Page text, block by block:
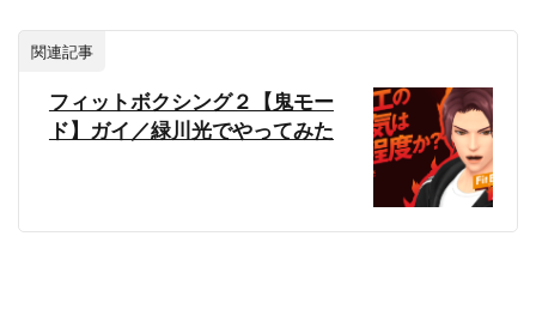
関連記事
フィットボクシング２【鬼モー
ド】ガイ／緑川光でやってみた